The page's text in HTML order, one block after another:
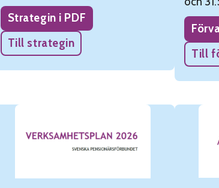
Strategin i PDF
Till strategin
Till